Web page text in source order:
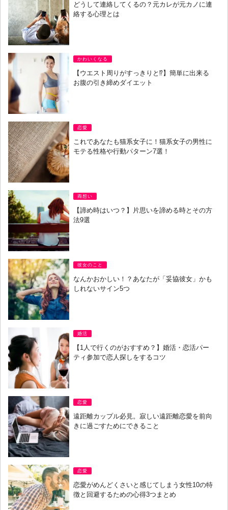
どうして連絡してくるの？元カレが元カノに連
絡する心理とは
かわいくなる
【ウエスト周りがすっきりと⁉︎】簡単に出来る
お腹の引き締めダイエット
恋愛
これであなたも猫系女子に！猫系女子の男性に
モテる性格や行動パターン7選！
両想い
【諦め時はいつ？】片思いを諦める時とその方
法9選
彼女のこと
なんかおかしい！？あなたが「妥協彼女」かも
しれないサイン5つ
婚活
【1人で行くのがおすすめ？】婚活・恋活パー
ティ参加で恋人探しをするコツ
恋愛
遠距離カップル必見。寂しい遠距離恋愛を前向
きに過ごすためにできること
恋愛
恋愛がめんどくさいと感じてしまう女性10の特
徴と回避するための心得3つまとめ